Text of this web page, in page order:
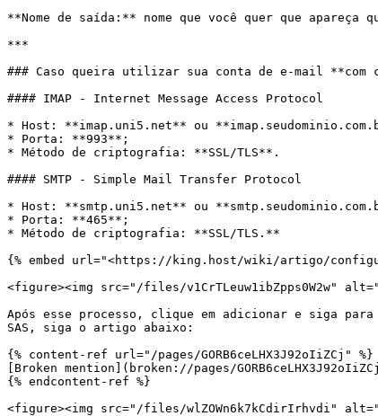
**Nome de saída:** nome que você quer que apareça
***
### Caso queira utilizar sua conta de e-mail
#### IMAP - Internet Message Access Protocol
* Host: **imap.uni5.net** ou
* Porta: **993**;
* Método de criptografia: **SSL/TLS**.
#### SMTP - Simple Mail Transfer Protocol
* Host: **smtp.uni5.net** ou
* Porta: **465**;
* Método de criptografia: **SSL/TLS.**
{% embed url="<https://king.host/wiki/artigo/
<figure><img src="/files/v1CrTLeuw1ibZpps0W2w"
Após esse processo, clique em adicionar e siga para
SAS, siga o artigo abaixo:
{% content-ref url="/pages/GORB6ceLHX3J92oIiZCj" %}
[Broken mention](broken://pages/
{% endcontent-ref %}
<figure><img src="/files/wlZOWn6k7kCdirIrhvdi"